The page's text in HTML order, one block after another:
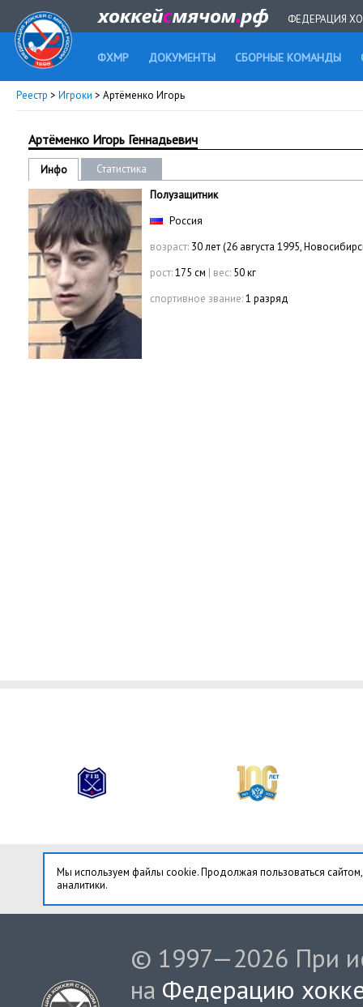
ФЕДЕРАЦИЯ
ФХМР ДОКУМЕНТЫ СБОРНЫЕ КОМАНДЫ
Реестр > Игроки > Артёменко Игорь
Артёменко Игорь Геннадьевич
Инфо
Статистика
Полузащитник
Россия
возраст: 30 лет (26 августа 1995,
рост:175 см | вес: 50 кг
спортивное звание:1 разряд
Мы используем файлы cookie. Продолжая пользоваться
аналитики.
© 1997—2026 При
на Федерацию